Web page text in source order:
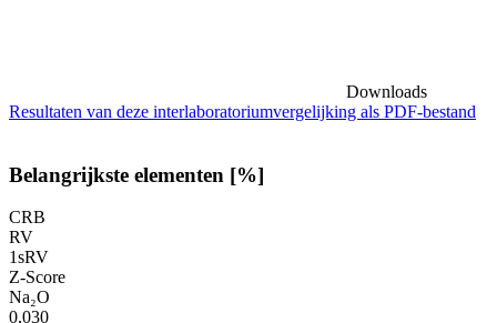
Downloads
Resultaten van deze interlaboratoriumvergelijking als PDF-bestand
Belangrijkste elementen [%]
CRB
RV
1sRV
Z-Score
Na₂O
0,030